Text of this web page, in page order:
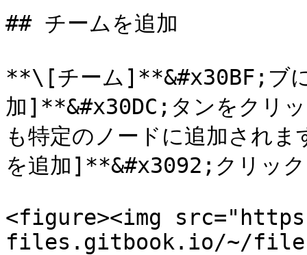
## チームを追加
**\[チーム]**&#x30BF;ブ
加]**&#x30DC;タンをクリ
も特定のノードに追加され
を追加]**&#x3092;クリック
<figure><img
files.gitbook.io/~/